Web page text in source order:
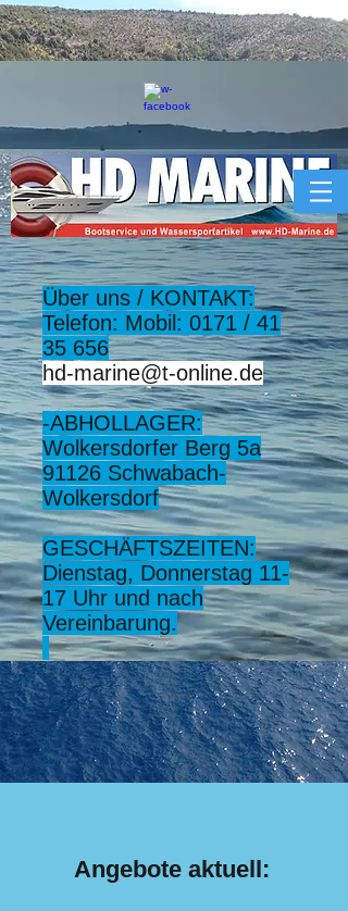
Über uns / KONTAKT:
Telefon: Mobil: 0171 / 41
35 656
hd-marine@t-online.de
-ABHOLLAGER:
Wolkersdorfer Berg 5a
91126 Schwabach-
Wolkersdorf
GESCHÄFTSZEITEN:
Dienstag, Donnerstag 11-
17 Uhr und nach
Vereinbarung.
Angebote aktuell: